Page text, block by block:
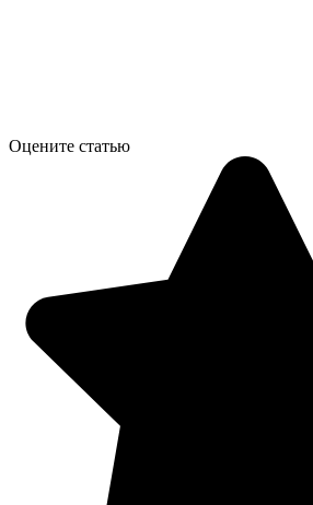
Оцените статью